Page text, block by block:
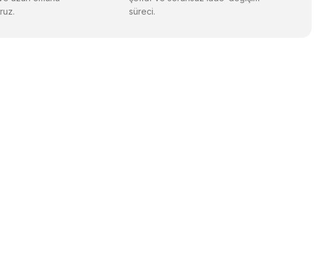
süreci.